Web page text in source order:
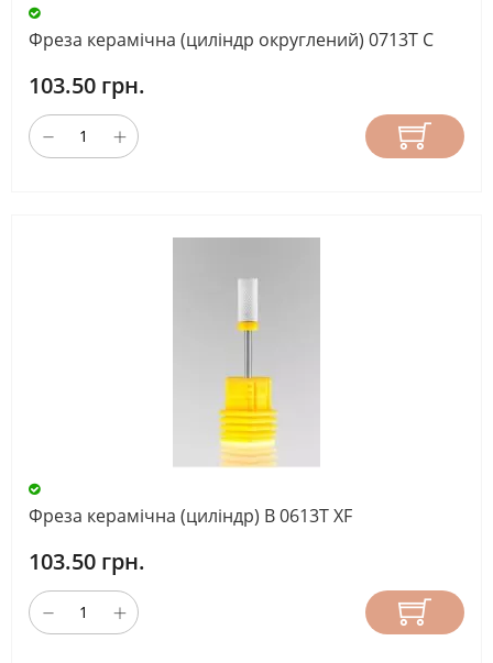
Фреза керамічна (циліндр округлений) 0713T С
103.50 грн.
Фреза керамічна (циліндр) В 0613T ХF
103.50 грн.